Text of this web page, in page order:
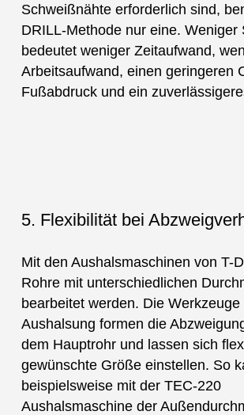
Schweißnähte erforderlich sind,
DRILL-Methode nur eine. Weniger
bedeutet weniger Zeitaufwand,
Arbeitsaufwand, einen geringeren
Fußabdruck und ein
5. Flexibilität bei
Mit den Aushalsmaschinen von T-
Rohre mit unterschiedlichen
bearbeitet werden. Die Werkzeuge
Aushalsung formen die
dem Hauptrohr und lassen sich
gewünschte Größe einstellen. So
beispielsweise mit der TEC-220
Aushalsmaschine der